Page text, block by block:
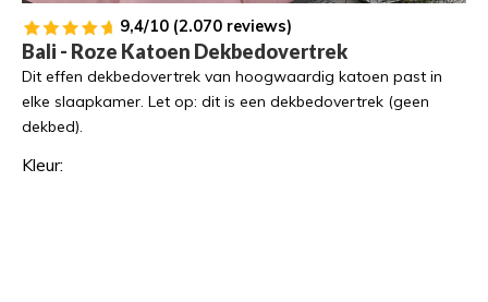
9,4/10 (2.070 reviews)
Bali - Roze Katoen Dekbedovertrek
Dit effen dekbedovertrek van hoogwaardig katoen past in
elke slaapkamer. Let op: dit is een dekbedovertrek (geen
dekbed).
Kleur: